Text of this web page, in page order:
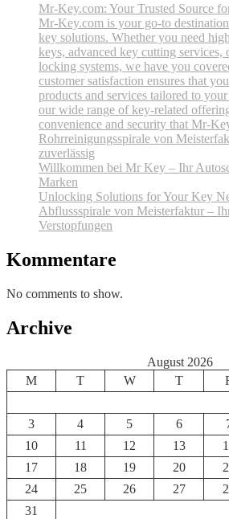
Mr-Key.com: Your Trusted Source
Mr-Key.com is your go-to
key solutions. Whether you need
keys, advanced key cutting services,
locking systems, we have you
customer satisfaction ensures that
products and services tailored to
our wide range of key-related
convenience and security that Mr-
Rohrreinigungsspirale von
zuverlässig
Willkommen bei Mr Key – Ihr
Marken
Unlocking Solutions for Your Key
Abflussspirale von Meisterfaktur –
Verstopfungen
Kommentare
No comments to show.
Archive
August 2026
M
T W T
3
4 5 6
10
11 12 13
17
18 19 20
24
25 26 27
31